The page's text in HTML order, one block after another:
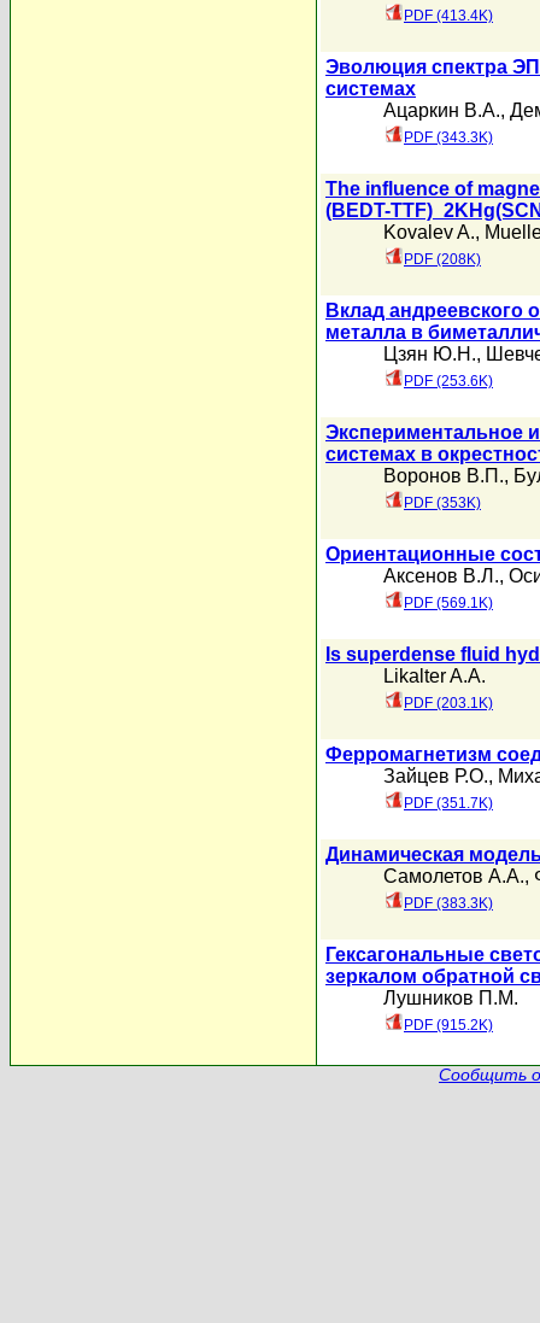
PDF (413.4K)
Эволюция спектра
системах
Ацаркин В.А.,
PDF (343.3K)
The influence of
(BEDT-
Kovalev A.,
PDF (208K)
Вклад андреевского
металла в
Цзян Ю.Н.,
PDF (253.6K)
Экспериментальное
системах в
Воронов В.П.,
PDF (353K)
Ориентационные
Аксенов В.Л.,
PDF (569.1K)
Is superdense fluid
Likalter A.A.
PDF (203.1K)
Ферромагнетизм
Зайцев Р.О.,
PDF (351.7K)
Динамическая
Самолетов А.А.,
PDF (383.3K)
Гексагональные
зеркалом обратной
Лушников П.М.
PDF (915.2K)
Сообщить о